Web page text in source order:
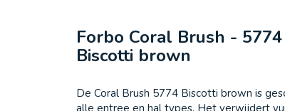
Forbo Coral Brush - 5774
Biscotti brown
De Coral Brush 5774 Biscotti brown is
alle entree en hal types. Het verwijdert